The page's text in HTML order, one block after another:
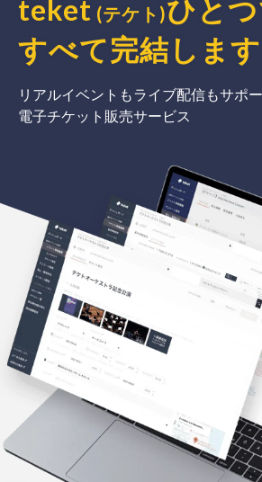
teket (テケト)ひとつ
すべて完結 します
リアルイベントもライブ配信もサポ
電子チケット販売サービス